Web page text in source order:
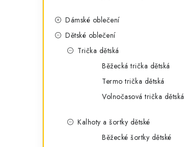
Dámské oblečení
Dětské oblečení
Trička dětská
Běžecká trička dětská
Termo trička dětská
Volnočasová trička dětská
Kalhoty a šortky dětské
Běžecké šortky dětské